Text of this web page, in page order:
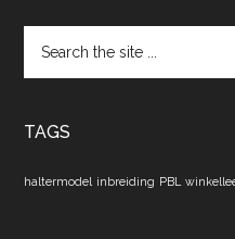
the
TAGS
haltermodel inbreiding PBL